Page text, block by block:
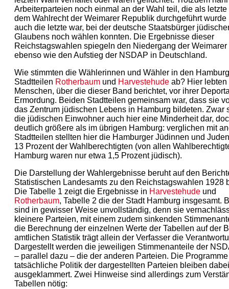
Arbeiterparteien noch einmal an der Wahl teil, die als letzte
dem Wahlrecht der Weimarer Republik durchgeführt wurde
auch die letzte war, bei der deutsche Staatsbürger
Glaubens noch wählen konnten. Die Ergebnisse dieser
Reichstagswahlen spiegeln den Niedergang der Weimarer
ebenso wie den Aufstieg der NSDAP in Deutschland.
Wie stimmten die Wählerinnen und Wähler in den
Stadtteilen Rotherbaum und Harvestehude ab? Hier lebten
Menschen, über die dieser Band berichtet, vor ihrer
Ermordung. Beiden Stadtteilen gemeinsam war, dass sie
das Zentrum jüdischen Lebens in Hamburg bildeten. Zwar
die jüdischen Einwohner auch hier eine Minderheit dar,
deutlich größere als im übrigen Hamburg: verglichen mit
Stadtteilen stellten hier die Hamburger Jüdinnen und
13 Prozent der Wahlberechtigten (von allen
Hamburg waren nur etwa 1,5 Prozent jüdisch).
Die Darstellung der Wahlergebnisse beruht auf den
Statistischen Landesamts zu den Reichstagswahlen 1928
Die Tabelle 1 zeigt die Ergebnisse in Harvestehude und
Rotherbaum, Tabelle 2 die der Stadt Hamburg insgesamt.
sind in gewisser Weise unvollständig, denn sie
kleinere Parteien, mit einem zudem sinkenden
die Berechnung der einzelnen Werte der Tabellen auf der
amtlichen Statistik trägt allein der Verfasser die
Dargestellt werden die jeweiligen Stimmenanteile der
– parallel dazu – die der anderen Parteien. Die
tatsächliche Politik der dargestellten Parteien bleiben dabei
ausgeklammert. Zwei Hinweise sind allerdings zum
Tabellen nötig: